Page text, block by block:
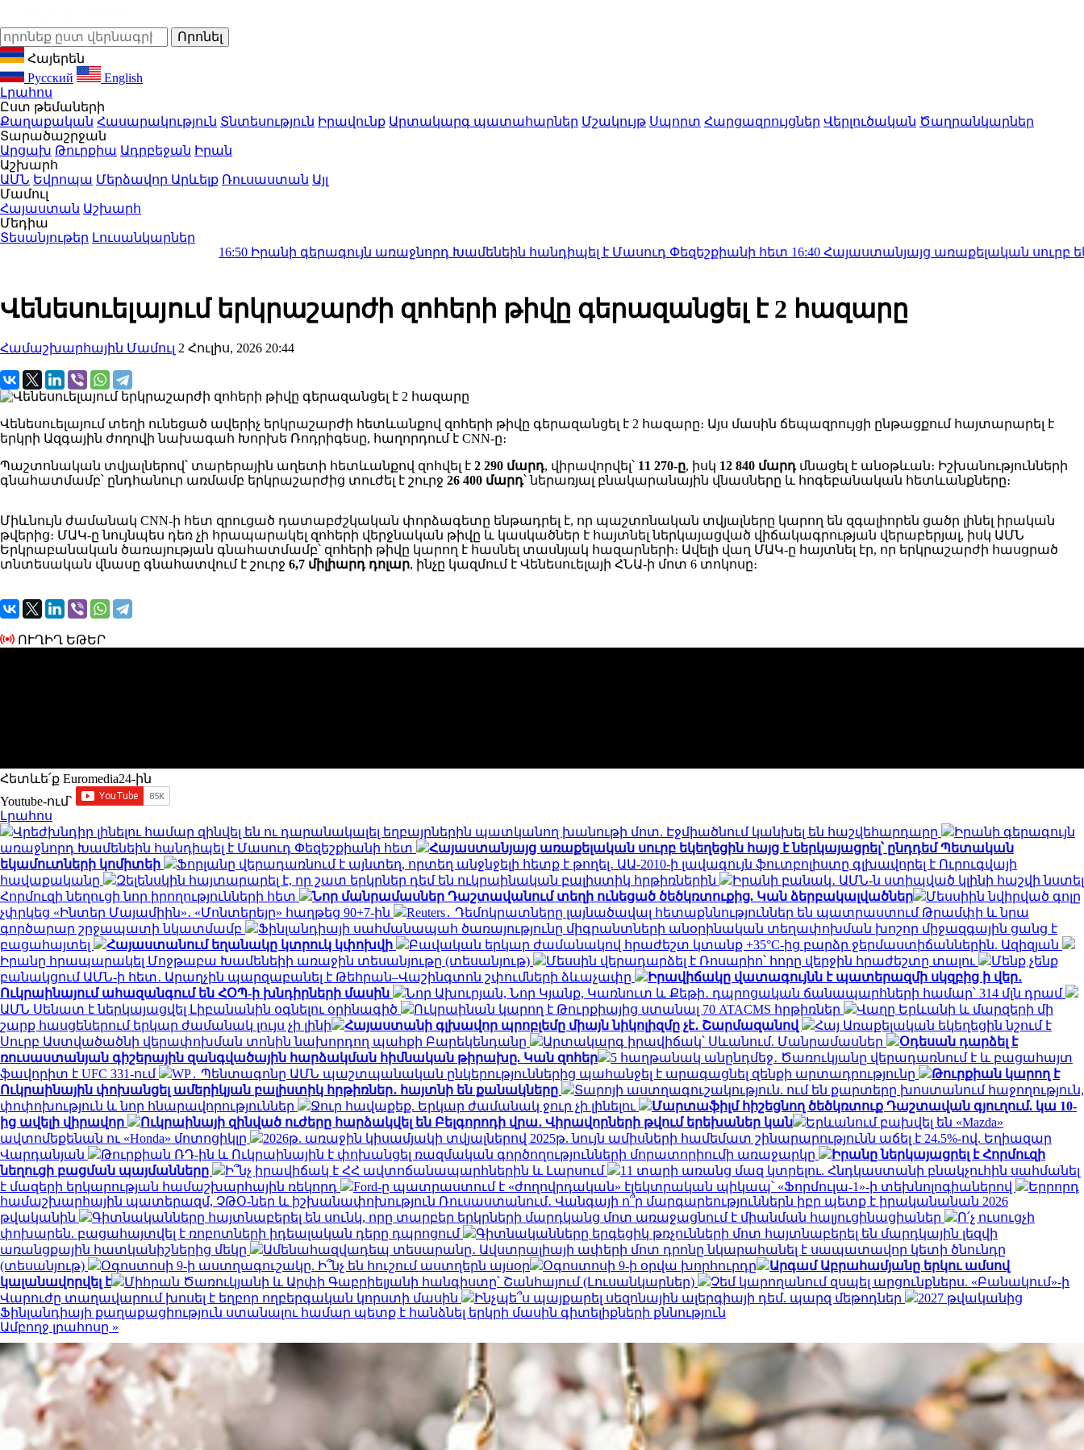
Հայերեն
Русский
English
Լրահոս
Ըստ թեմաների
Քաղաքական Հասարակություն Տնտեսություն Իրավունք Արտակարգ պատահարներ Մշակույթ Սպորտ Հարցազրույցներ Վերլուծական Ծաղրանկարներ
Տարածաշրջան
Արցախ Թուրքիա Ադրբեջան Իրան
Աշխարհ
ԱՄՆ Եվրոպա Մերձավոր Արևելք Ռուսաստան Այլ
Մամուլ
Հայաստան Աշխարհ
Մեդիա
Տեսանյութեր Լուսանկարներ
Իրանի գերագույն առաջնորդ Խամենեին հանդիպել է Մասուդ Փեզեշքիանի հետ16:40Հայաստանյայց առաքելական սուրբ եկեղեցին
Վենեսուելայում երկրաշարժի զոհերի թիվը գերազանցել է 2 հազարը
Համաշխարհային Մամուլ 2 Հուլիս, 2026 20:44
Վենեսուելայում տեղի ունեցած ավերիչ երկրաշարժի հետևանքով զոհերի թիվը գերազանցել է 2 հազարը։ Այս մասին ճեպազրույցի ընթացքում հայտարարել է
երկրի Ազգային ժողովի նախագահ Խորխե Ռոդրիգեսը, հաղորդում է CNN-ը։
Պաշտոնական տվյալներով՝ տարերային աղետի հետևանքով զոհվել է 2 290 մարդ, վիրավորվել՝ 11 270-ը, իսկ 12 840 մարդմնացել է անօթևան։ Իշխանությունների
գնահատմամբ՝ ընդհանուր առմամբ երկրաշարժից տուժել է շուրջ 26 400 մարդ՝ ներառյալ բնակարանային վնասները և հոգեբանական հետևանքները։
Միևնույն ժամանակ CNN-ի հետ զրուցած դատաբժշկական փորձագետը ենթադրել է, որ պաշտոնական տվյալները կարող են զգալիորեն ցածր լինել իրական
թվերից։ ՄԱԿ-ը նույնպես դեռ չի հրապարակել զոհերի վերջնական թիվը և կասկածներ է հայտնել ներկայացված վիճակագրության վերաբերյալ, իսկ ԱՄՆ
Երկրաբանական ծառայության գնահատմամբ՝ զոհերի թիվը կարող է հասնել տասնյակ հազարների։ Ավելի վաղ ՄԱԿ-ը հայտնել էր, որ երկրաշարժի հասցրած
տնտեսական վնասը գնահատվում է շուրջ 6,7 միլիարդ դոլար, ինչը կազմում է Վենեսուելայի ՀՆԱ-ի մոտ 6 տոկոսը։
ՈՒՂԻՂ ԵԹԵՐ
Հետևե՛ք Euromedia24-ին
Youtube-ում`
Լրահոս
Վրեժխնդիր լինելու համար զինվել են ու դարանակալել եղբայրներին պատկանող խանութի մոտ. Էջմիածնում կանխել են հաշվեհարդարը
Իրանի գերագույն
առաջնորդ Խամենեին հանդիպել է Մասուդ Փեզեշքիանի հետ
Հայաստանյայց առաքելական սուրբ եկեղեցին հայց է ներկայացրել՝ ընդդեմ Պետական
եկամուտների կոմիտեի
Ֆորլանը վերադառնում է այնտեղ, որտեղ անջնջելի հետք է թողել․ ԱԱ-2010-ի լավագույն ֆուտբոլիստը գլխավորել է Ուրուգվայի
հավաքականը
Զելենսկին հայտարարել է, որ շատ երկրներ դեմ են ուկրաինական բալիստիկ հրթիռներին
Իրանի բանակ․ ԱՄՆ-ն ստիպված կլինի հաշվի նստել
Հորմուզի նեղուցի նոր իրողությունների հետ
Նոր մանրամասներ Դաշտավանում տեղի ունեցած ծեծկռտուքից. Կան ձերբակալվածներ
Մեսսիին նվիրված գոլը
չփրկեց «Ինտեր Մայամիին»․ «Մոնտերեյը» հաղթեց 90+7-ին
Reuters․ Դեմոկրատները լայնածավալ հետաքննություններ են պատրաստում Թրամփի և նրա
գործարար շրջապատի նկատմամբ
Ֆինլանդիայի սահմանապահ ծառայությունը միգրանտների անօրինական տեղափոխման խոշոր միջազգային ցանց է
բացահայտել
Հայաստանում եղանակը կտրուկ կփոխվի
Բավական երկար ժամանակով հրաժեշտ կտանք +35°C-ից բարձր ջերմաստիճաններին. Ազիզյան
Իրանը հրապարակել Մոջթաբա Խամենեիի առաջին տեսանյութը (տեսանյութ)
Մեսսին վերադարձել է Ռոսարիո՝ հորը վերջին հրաժեշտը տալու
Մենք չենք
բանակցում ԱՄՆ-ի հետ․ Արաղչին պարզաբանել է Թեհրան–Վաշինգտոն շփումների ձևաչափը
Իրավիճակը վատագույնն է պատերազմի սկզբից ի վեր․
Ուկրաինայում ահազանգում են ՀՕՊ-ի խնդիրների մասին
Նոր Ախուրյան, Նոր Կյանք, Կառնուտ և Քեթի․ դպրոցական ճանապարհների համար՝ 314 մլն դրամ
ԱՄՆ Սենատ է ներկայացվել Լիբանանին օգնելու օրինագիծ
Ուկրաինան կարող է Թուրքիայից ստանալ 70 ATACMS հրթիռներ
Վաղը Երևանի և մարզերի մի
շարք հասցեներում երկար ժամանակ լույս չի լինի
Հայաստանի գլխավոր պրոբլեմը միայն նիկոլիզմը չէ․ Շարմազանով
Հայ Առաքելական եկեղեցին նշում է
Սուրբ Աստվածածնի վերափոխման տոնին նախորդող պահքի Բարեկենդանը
Արտակարգ իրավիճակ՝ Սևանում. Մանրամասներ
Օդեսան դարձել է
ռուսաստանյան գիշերային զանգվածային հարձակման հիմնական թիրախը. Կան զոհեր
5 հաղթանակ անընդմեջ․ Ծառուկյանը վերադառնում է և բացահայտ
ֆավորիտ է UFC 331-ում
WP․ Պենտագոնը ԱՄՆ պաշտպանական ընկերություններից պահանջել է արագացնել զենքի արտադրությունը
Թուրքիան կարող է
Ուկրաինային փոխանցել ամերիկյան բալիստիկ հրթիռներ․ հայտնի են քանակները
Տարոյի աստղագուշակություն. ում են քարտերը խոստանում հաջողություն,
փոփոխություն և նոր հնարավորություններ
Ջուր հավաքեք. Երկար ժամանակ ջուր չի լինելու
Մարտաֆիլմ հիշեցնող ծեծկռտուք Դաշտավան գյուղում. կա 10-
ից ավելի վիրավոր
Ուկրաինայի զինված ուժերը հարձակվել են Բելգորոդի վրա․ Վիրավորների թվում երեխաներ կան
Երևանում բախվել են «Mazda»
ավտոմեքենան ու «Honda» մոտոցիկլը
2026թ. առաջին կիսամյակի տվյալներով 2025թ. նույն ամիսների համեմատ շինարարությունն աճել է 24.5%-ով. Եղիազար
Վարդանյան
Թուրքիան ՌԴ-ին և Ուկրաինային է փոխանցել ռազմական գործողությունների մորատորիումի առաջարկը
Իրանը ներկայացրել է Հորմուզի
նեղուցի բացման պայմանները
Ի՞նչ իրավիճակ է ՀՀ ավտոճանապարհներին և Լարսում
11 տարի առանց մազ կտրելու. Հնդկաստանի բնակչուհին սահմանել
է մազերի երկարության համաշխարհային ռեկորդ
Ford-ը պատրաստում է «ժողովրդական» էլեկտրական պիկապ՝ «Ֆորմուլա-1»-ի տեխնոլոգիաներով
Երրորդ
համաշխարհային պատերազմ, ՉԹՕ-ներ և իշխանափոխություն Ռուսաստանում․ Վանգայի ո՞ր մարգարեություններն իբր պետք է իրականանան 2026
թվականին
Գիտնականները հայտնաբերել են սունկ, որը տարբեր երկրների մարդկանց մոտ առաջացնում է միանման հալյուցինացիաներ
Ո՛չ ուսուցչի
փոխարեն. բացահայտվել է ռոբոտների իդեալական դերը դպրոցում
Գիտնականները երգեցիկ թռչունների մոտ հայտնաբերել են մարդկային լեզվի
առանցքային հատկանիշներից մեկը
Ամենահազվադեպ տեսարանը․ Ավստրալիայի ափերի մոտ դրոնը նկարահանել է սապատավոր կետի ծնունդը
(տեսանյութ)
Օգոստոսի 9-ի աստղագուշակը. Ի՞նչ են հուշում աստղերն այսօր Օգոստոսի 9-ի օրվա խորհուրդը
Արգամ Աբրահամյանը երկու ամսով
կալանավորվել է
Միհրան Ծառուկյանի և Արփի Գաբրիելյանի հանգիստը՝ Շանհայում (Լուսանկարներ)
Չեմ կարողանում զսպել արցունքներս. «Բանակում»-ի
Վարուժը տաղավարում խոսել է եղբոր ողբերգական կորստի մասին
Ինչպե՞ս պայքարել սեզոնային ալերգիայի դեմ. պարզ մեթոդներ
2027 թվականից
Ֆինլանդիայի քաղաքացիություն ստանալու համար պետք է հանձնել երկրի մասին գիտելիքների քննություն
Ամբողջ լրահոսը »